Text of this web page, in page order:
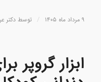
۹ مرداد ماه ۱۴۰۵ / توسط دکتر
ابزار گروپر